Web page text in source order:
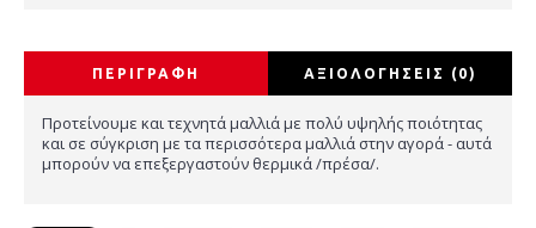
ΠΕΡΙΓΡΑΦΉ ΑΞΙΟΛΟΓΉΣΕΙΣ (0)
Προτείνουμε και τεχνητά μαλλιά με πολύ υψηλής ποιότητας
και σε σύγκριση με τα περισσότερα μαλλιά στην αγορά - αυτά
μπορούν να επεξεργαστούν θερμικά /πρέσα/.